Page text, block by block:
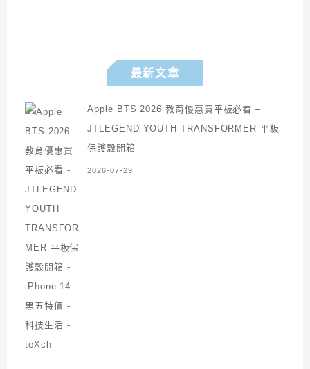
最新文章
Apple BTS 2026 教育優惠買平板必看 –
JTLEGEND YOUTH TRANSFORMER 平板
保護殼開箱
2026-07-29